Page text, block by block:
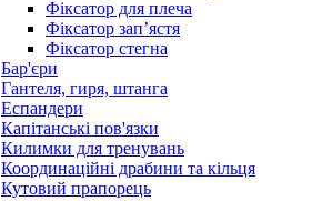
Фіксатор для плеча
Фіксатор запʼястя
Фіксатор стегна
Бар'єри
Гантеля, гиря, штанга
Еспандери
Капітанські пов'язки
Килимки для тренувань
Координаційні драбини та кільця
Кутовий прапорець